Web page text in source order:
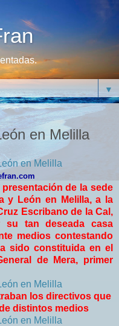
▼
en Melilla
de la sede
y León en Melilla, a la
Escribano de la Cal,
su tan deseada casa
medios contestando
sido constituida en el
de Mera, primer
los directivos que
distintos medios